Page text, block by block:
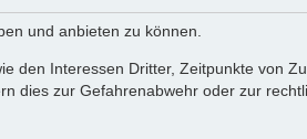
und anbieten zu können.
den Interessen Dritter, Zeitpunkte von
dies zur Gefahrenabwehr oder zur